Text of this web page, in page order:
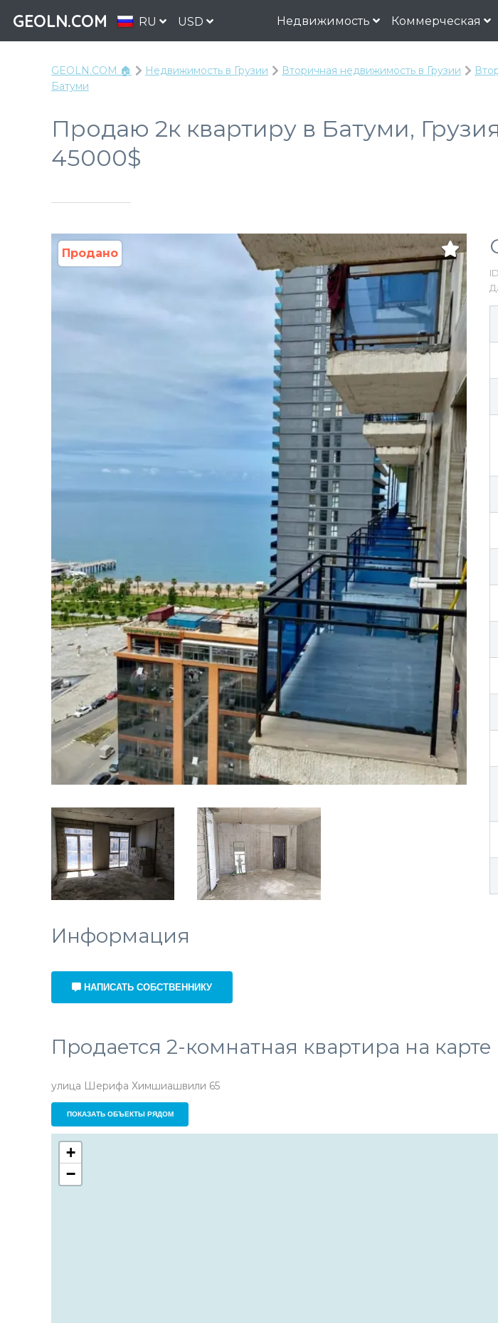
GEOLN.COM RU USD Недвижимость Коммерческая
GEOLN.COM 🏠 Недвижимость в Грузии Вторичная недвижимость в Грузии
Батуми
Продаю 2к квартиру в Батуми,
45000$
Продано
Информация
НАПИСАТЬ СОБСТВЕННИКУ
Продается 2-комнатная квартира на
улица Шерифа Химшиашвили 65
ПОКАЗАТЬ ОБЪЕКТЫ РЯДОМ
+
−